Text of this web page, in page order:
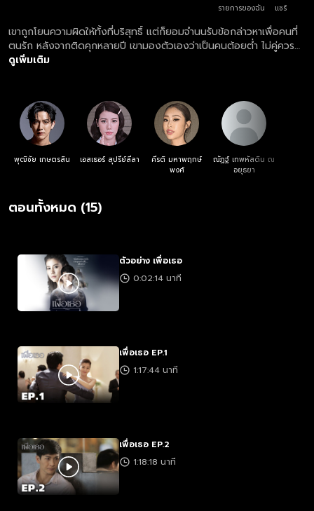
รายการของฉัน
แชร์
เขาถูกโยนความผิดให้ทั้งที่บริสุทธิ์ แต่ก็ยอมจำนนรับข้อกล่าวหาเพื่อคนที่
ตนรัก หลังจากติดคุกหลายปี เขามองตัวเองว่าเป็นคนต้อยต่ำ ไม่คู่ควร
กับคนรัก และต้องเดินออกไปจากชีวิตของเธอ
ดูเพิ่มเติม
พุฒิชัย เกษตรสิน เอสเธอร์ สุปรีย์ลีลา
คีรติ มหาพฤกษ์
พงศ์
ณัฏฐ์ เทพหัสดิน ณ
อยุธยา
ตอนทั้งหมด (15)
ตัวอย่าง เพื่อเธอ
0:02:14 นาที
เพื่อเธอ EP.1
1:17:44 นาที
เพื่อเธอ EP.2
1:18:18 นาที